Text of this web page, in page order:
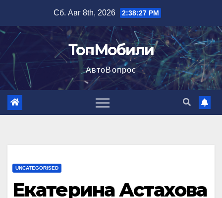
содержимому
Сб. Авг 8th, 2026 2:38:28 PM
ТопМобили
АвтоВопрос
UNCATEGORISED
Екатерина Астахова